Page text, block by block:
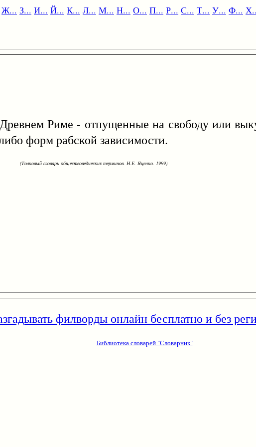
Ж... З... И... Й... К... Л... М... Н... О... П... Р... С... Т... У... Ф...
Риме - отпущенные на свободу или
форм рабской зависимости.
(Толковый словарь обществоведческих терминов. Н.Е. Яценко. 1999)
филворды онлайн бесплатно и без
Библиотека словарей "Словарник"